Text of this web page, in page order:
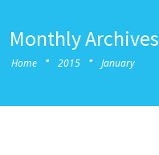
Monthly
Home · 2015 · January